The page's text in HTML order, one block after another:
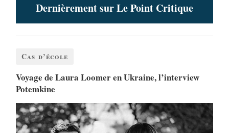
Dernièrement sur Le Point Critique
Cas d’école
Voyage de Laura Loomer en Ukraine, l’interview
Potemkine